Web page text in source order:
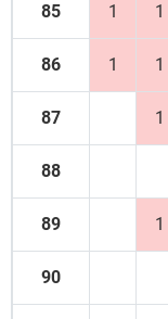
85 1 1
86 1 1
87 1
88
89 1
90